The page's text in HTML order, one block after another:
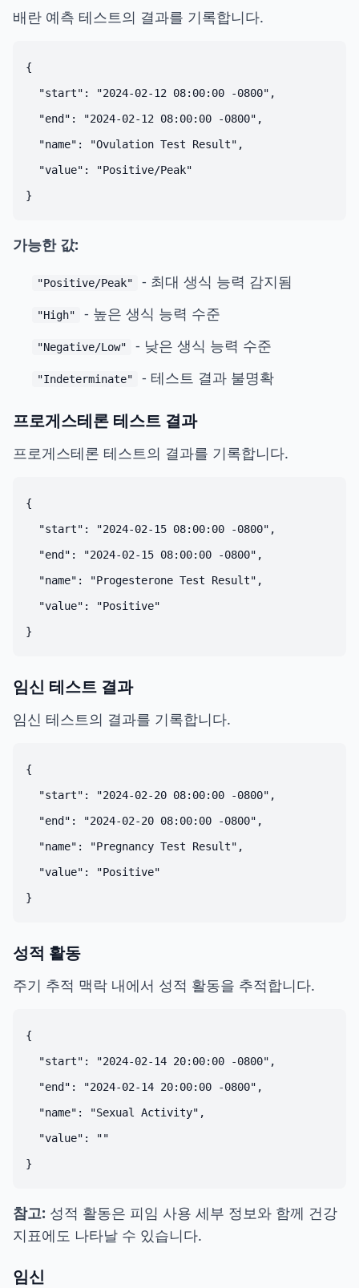
배란 예측 테스트의 결과를 기록합니다.
{
  "start": "2024-02-12 08:00:00 -0800",
  "end": "2024-02-12 08:00:00 -0800",
  "name": "Ovulation Test Result",
  "value": "Positive/Peak"
가능한 값:
"Positive/Peak" - 최대 생식 능력 감지됨
"High" - 높은 생식 능력 수준
"Negative/Low" - 낮은 생식 능력 수준
"Indeterminate" - 테스트 결과 불명확
프로게스테론 테스트 결과
프로게스테론 테스트의 결과를 기록합니다.
{
  "start": "2024-02-15 08:00:00 -0800",
  "end": "2024-02-15 08:00:00 -0800",
  "name": "Progesterone Test Result",
  "value": "Positive"
임신 테스트 결과
임신 테스트의 결과를 기록합니다.
{
  "start": "2024-02-20 08:00:00 -0800",
  "end": "2024-02-20 08:00:00 -0800",
  "name": "Pregnancy Test Result",
  "value": "Positive"
성적 활동
주기 추적 맥락 내에서 성적 활동을 추적합니다.
{
  "start": "2024-02-14 20:00:00 -0800",
  "end": "2024-02-14 20:00:00 -0800",
  "name": "Sexual Activity",
  "value": ""
참고: 성적 활동은 피임 사용 세부 정보와 함께 건강
지표에도 나타날 수 있습니다.
임신